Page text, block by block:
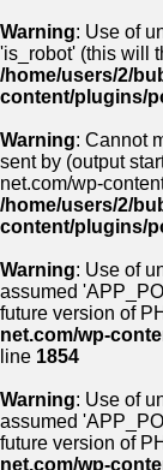
Warning: Use of
'is_robot' (this will
/home/users/2/
content/plugins/
Warning: Cannot
sent by (output
net.com/wp-
/home/users/2/
content/plugins/
Warning: Use of
assumed
future version of
net.com/wp-
line 1854
Warning: Use of
assumed
future version of
net.com/wp-